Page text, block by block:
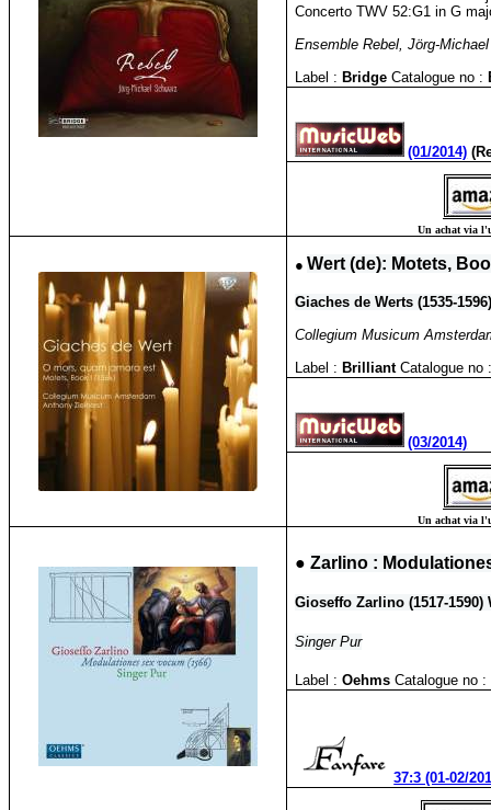
Concerto TWV 52:G1 in G
Ensemble Rebel, Jörg-
Label : BridgeCatalogue no :
(01/2014)
Un achat via
●Wert (de): Motets,
Giaches de Werts (1535-
Collegium Musicum
Label : BrilliantCatalogue no
(03/2014)
Un achat via
●Zarlino :
Gioseffo Zarlino (1517-
Singer Pur
Label : OehmsCatalogue no :
37:3 (01-02/